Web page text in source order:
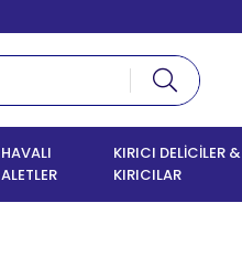
HAVALI
ALETLER
KIRICI DELİCİLER &
KIRICILAR